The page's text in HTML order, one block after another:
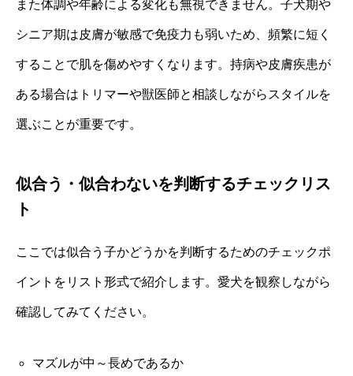
また体調や年齢による変化も無視できません。子犬期や
シニア期は皮膚が敏感で免疫力も弱いため、頻繁に短く
することで肌を傷めやすくなります。持病や皮膚疾患が
ある場合はトリマーや獣医師と相談しながらスタイルを
選ぶことが重要です。
似合う・似合わないを判断するチェックリス
ト
ここでは似合う子かどうかを判断するためのチェックポ
イントをリスト形式で紹介します。愛犬を観察しながら
確認してみてください。
マズルが中～長めであるか